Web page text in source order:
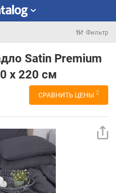
Фильтр
Satin Premium
х 220 см
СРАВНИТЬ ЦЕНЫ 2